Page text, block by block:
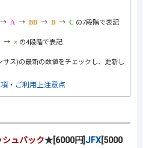
→ → → → の7段階で表記
→ の4段階で表記
ス)の最新の数値をチェックし、更新し
・ご利用上注意点
ュバック★[6000円] JFX[5000